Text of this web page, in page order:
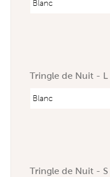
Tringle de Nuit - L
Tringle de Nuit - S